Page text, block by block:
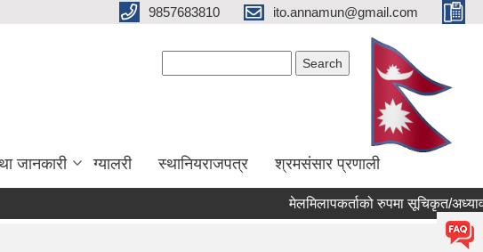
9857683810 ito.annamun@gmail.com
जानकारी ग्यालरी स्थानियराजपत्र श्रमसंसार प्रणाली
मेलमिलापकर्ताको रुपमा सूचिकृत/